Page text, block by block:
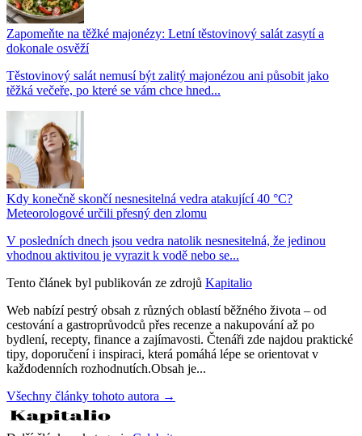
Zapomeňte na těžké majonézy: Letní těstovinový salát zasytí a
dokonale osvěží
Těstovinový salát nemusí být zalitý majonézou ani působit jako
těžká večeře, po které se vám chce hned...
Kdy konečně skončí nesnesitelná vedra atakující 40 °C?
Meteorologové určili přesný den zlomu
V posledních dnech jsou vedra natolik nesnesitelná, že jedinou
vhodnou aktivitou je vyrazit k vodě nebo se...
Tento článek byl publikován ze zdrojů Kapitalio
Web nabízí pestrý obsah z různých oblastí běžného života – od
cestování a gastroprůvodců přes recenze a nakupování až po
bydlení, recepty, finance a zajímavosti. Čtenáři zde najdou praktické
tipy, doporučení i inspiraci, která pomáhá lépe se orientovat v
každodenních rozhodnutích.Obsah je...
Všechny články tohoto autora →